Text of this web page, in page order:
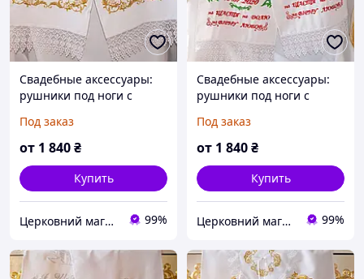
Свадебные аксессуары:
рушники под ноги с
Под заказ
от 1 840₴
Купить
Церковний магазин "Трикірій" 99%
Свадебные аксессуары:
рушники под ноги с
Под заказ
от 1 840₴
Купить
Церковний магазин "Трикірій" 99%